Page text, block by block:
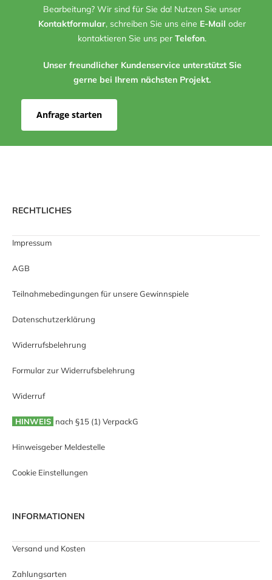
Bearbeitung? Wir sind für Sie da! Nutzen Sie unser
Kontaktformular, schreiben Sie uns eine E-Mail oder
kontaktieren Sie uns per Telefon.
Unser freundlicher Kundenservice unterstützt Sie
gerne bei Ihrem nächsten Projekt.
Anfrage starten
RECHTLICHES
Impressum
AGB
Teilnahmebedingungen für unsere Gewinnspiele
Datenschutzerklärung
Widerrufsbelehrung
Formular zur Widerrufsbelehrung
Widerruf
HINWEIS nach §15 (1) VerpackG
Hinweisgeber Meldestelle
Cookie Einstellungen
INFORMATIONEN
Versand und Kosten
Zahlungsarten